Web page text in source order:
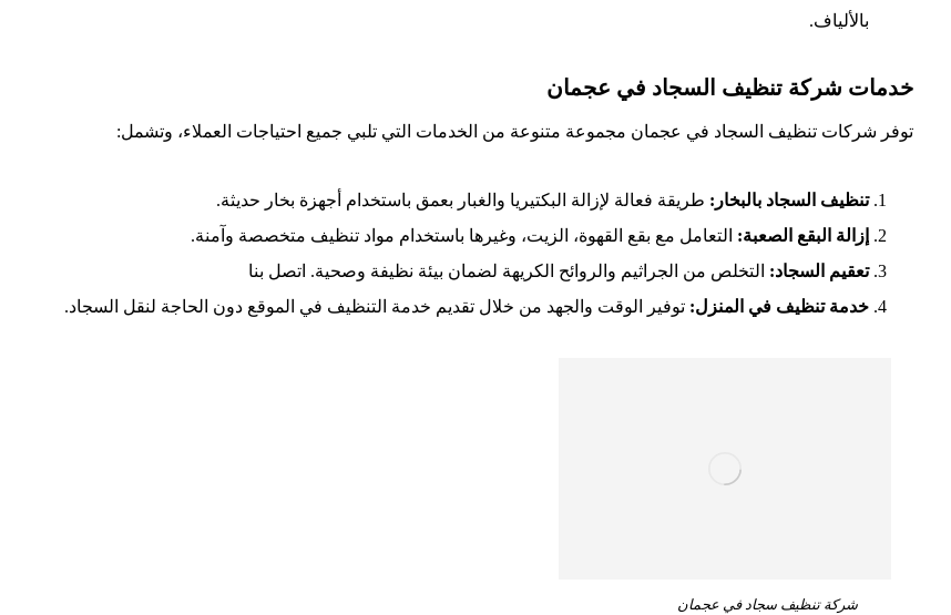
بالألياف.
خدمات شركة تنظيف السجاد في عجمان
توفر شركات تنظيف السجاد في عجمان مجموعة متنوعة من الخدمات التي تلبي جميع احتياجات العملاء، وتشمل:
تنظيف السجاد بالبخار: طريقة فعالة لإزالة البكتيريا والغبار بعمق باستخدام أجهزة بخار حديثة.
إزالة البقع الصعبة: التعامل مع بقع القهوة، الزيت، وغيرها باستخدام مواد تنظيف متخصصة وآمنة.
تعقيم السجاد: التخلص من الجراثيم والروائح الكريهة لضمان بيئة نظيفة وصحية. اتصل بنا
خدمة تنظيف في المنزل: توفير الوقت والجهد من خلال تقديم خدمة التنظيف في الموقع دون الحاجة لنقل السجاد.
شركة تنظيف سجاد في عجمان